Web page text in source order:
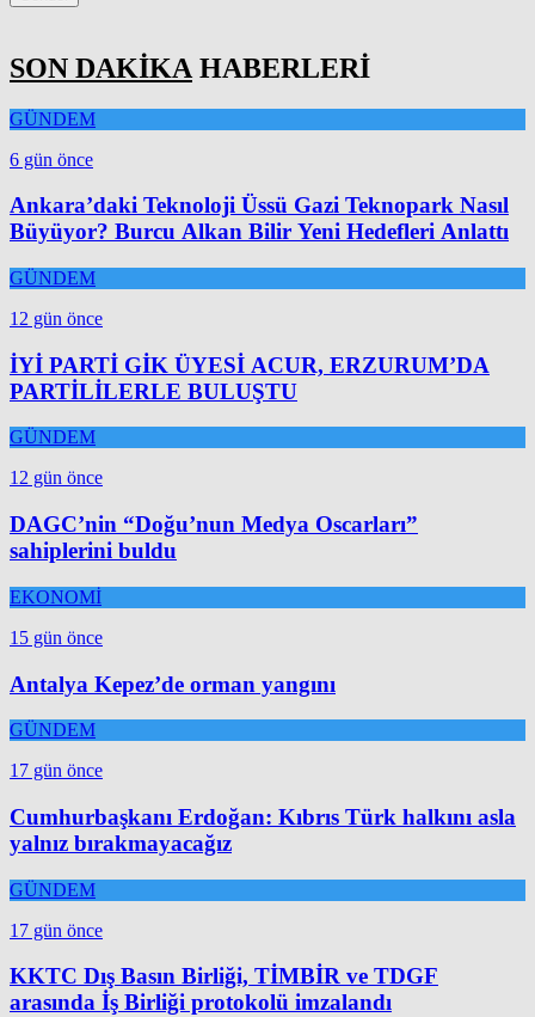
SON DAKİKA HABERLERİ
GÜNDEM
6 gün önce
Ankara’daki Teknoloji Üssü Gazi Teknopark Nasıl
Büyüyor? Burcu Alkan Bilir Yeni Hedefleri Anlattı
GÜNDEM
12 gün önce
İYİ PARTİ GİK ÜYESİ ACUR, ERZURUM’DA
PARTİLİLERLE BULUŞTU
GÜNDEM
12 gün önce
DAGC’nin “Doğu’nun Medya Oscarları”
sahiplerini buldu
EKONOMİ
15 gün önce
Antalya Kepez’de orman yangını
GÜNDEM
17 gün önce
Cumhurbaşkanı Erdoğan: Kıbrıs Türk halkını asla
yalnız bırakmayacağız
GÜNDEM
17 gün önce
KKTC Dış Basın Birliği, TİMBİR ve TDGF
arasında İş Birliği protokolü imzalandı